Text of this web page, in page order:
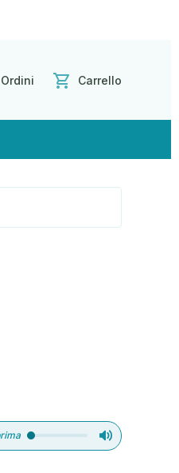
Ordini Carrello